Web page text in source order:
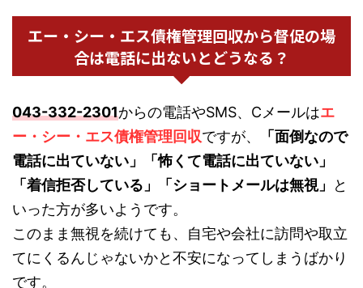
エー・シー・エス債権管理回収から督促の場
合は電話に出ないとどうなる？
043-332-2301からの電話やSMS、Cメールはエ
ー・シー・エス債権管理回収ですが、
「面倒なので
電話に出ていない」「怖くて電話に出ていない」
「着信拒否している」「ショートメールは無視」
と
いった方が多いようです。
このまま無視を続けても、自宅や会社に訪問や取立
てにくるんじゃないかと不安になってしまうばかり
です。